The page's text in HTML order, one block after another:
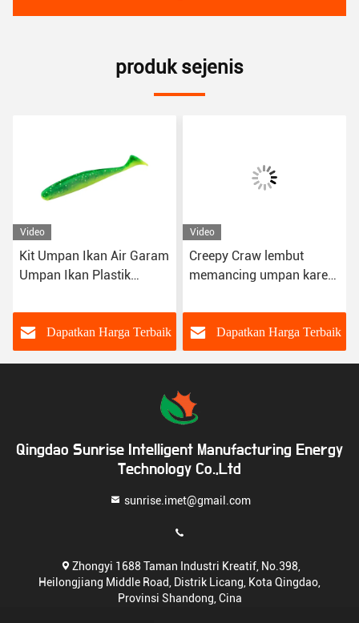
produk sejenis
Video
Kit Umpan Ikan Air Garam
Umpan Ikan Plastik
Bass Umpan Lembut
Paddle Tail Umpan
Dapatkan Harga Terbaik
Video
Creepy Craw lembut
memancing umpan karet
tawar Wobbler Bass
umpanDapatkan Harga Terbaik
Qingdao Sunrise Intelligent Manufacturing Energy
Technology Co.,Ltd
sunrise.imet@gmail.com
Zhongyi 1688 Taman Industri Kreatif, No.398,
Heilongjiang Middle Road, Distrik Licang, Kota Qingdao,
Provinsi Shandong, Cina